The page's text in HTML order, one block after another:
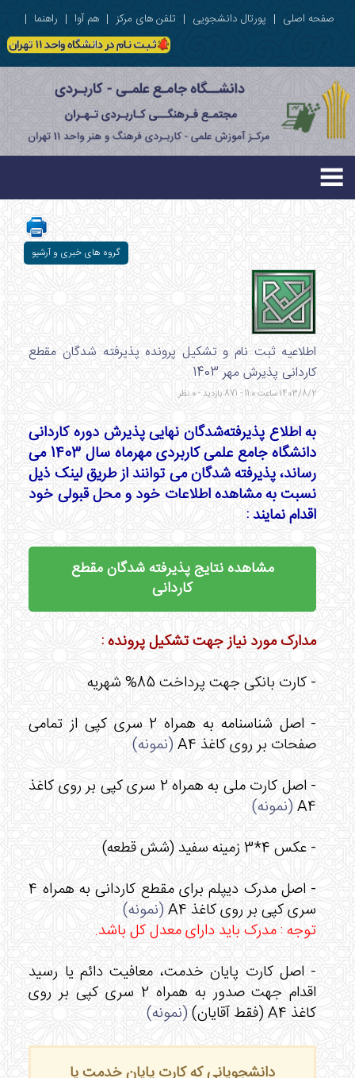
صفحه اصلی | پورتال دانشجویی | تلفن های مرکز | هم آوا | راهنما |
گروه های خبری و آرشیو
اطلاعیه ثبت نام و تشکیل پرونده پذیرفته شدگان مقطع
کاردانی پذیرش مهر 1403
1403/8/2 ساعت 11:0 - 871 بازدید - 0 نظر
به اطلاع پذيرفته‌شدگان نهايی پذيرش دوره‌ کاردانی
دانشگاه جامع علمی كاربردی مهرماه سال 1403 می
رساند، پذیرفته شدگان می توانند از طریق لینک ذیل
نسبت به مشاهده اطلاعات خود و محل قبولی خود
اقدام نمایند :
مشاهده نتایج پذیرفته شدگان مقطع
کاردانی
مدارک مورد نیاز جهت تشکیل پرونده :
- کارت بانکی جهت پرداخت 85% شهریه
- اصل شناسنامه به همراه 2 سری کپی از تمامی
صفحات بر روی کاغذ A4
(نمونه)
- اصل کارت ملی به همراه 2 سری کپی بر روی کاغذ
A4
(نمونه)
- عکس 4*3 زمینه سفید (شش قطعه)
- اصل مدرک دیپلم برای مقطع کاردانی به همراه 4
سری کپی بر روی کاغذ A4
(نمونه)
توجه : مدرک باید دارای معدل کل باشد.
- اصل کارت پایان خدمت، معافیت دائم یا رسید
اقدام جهت صدور به همراه 2 سری کپی بر روی
کاغذ A4 (فقط آقایان)
(نمونه)